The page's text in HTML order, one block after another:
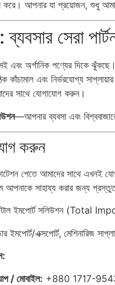
করে। আপনার যা প্রয়োজন, শুধু
সেরা
এবং অর্গানিক পণ্যের দিকে
এবং নির্ভরযোগ্য
সাথে যোগাযোগ করুন।
—আপনার ব্যবসা এবং
করুন
পেতে আমাদের সাথে এখনই
আপনাকে সাহায্য করার জন্য
ইমপোর্ট সলিউশন (Total
ইমপোর্ট/এক্সপোর্ট, মেশিনারিজ
/ মোবাইল: +880 1717-